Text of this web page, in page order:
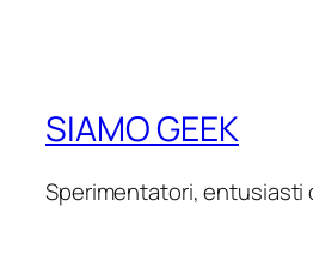
SIAMO GEEK
Sperimentatori, entusiasti